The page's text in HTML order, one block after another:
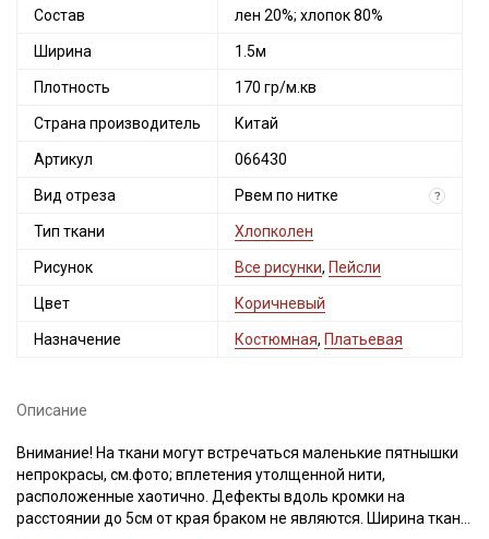
Состав лен 20%; хлопок 80%
Ширина 1.5м
Плотность 170 гр/м.кв
Страна производитель Китай
Артикул 066430
Вид отреза Рвем по нитке ?
Тип ткани Хлопколен
Рисунок Все рисунки, Пейсли
Цвет Коричневый
Назначение Костюмная, Платьевая
Описание
Внимание! На ткани могут встречаться маленькие пятнышки
непрокрасы, см.фото; вплетения утолщенной нити,
расположенные хаотично. Дефекты вдоль кромки на
расстоянии до 5см от края браком не являются. Ширина ткани
Секретная рассылка от Купава